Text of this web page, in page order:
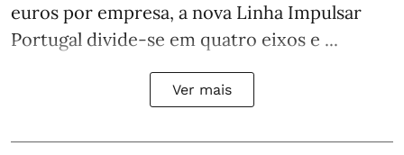
euros por empresa, a nova Linha Impulsar
Portugal divide-se em quatro eixos e ...
Ver mais